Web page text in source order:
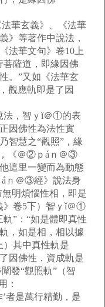
華玄義》、《法華
》等著作中說法，
法華文句》卷10上
菩薩道，即緣因佛
。”又如《法華玄
觀應軌即是了因
，智ｙǐ＠①的表
因佛性為法性實
智慧之“觀照”，緣
，《＠②ｐáｎ＠③
這里一變而為動態
ｎ＠③經》說法身
無明煩惱性相，即是
》卷5下）智ｙǐ＠①
”：“如是體即真性
，如是相，相以據
）其中真性軌是
因佛性，資成軌是
發“觀照軌”（智
：
者是萬行精勤，是